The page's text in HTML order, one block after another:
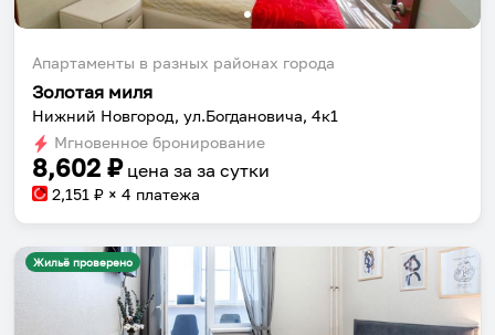
Апартаменты в разных районах города
Золотая миля
Нижний Новгород, ул.Богдановича, 4к1
Мгновенное бронирование
8,602 ₽ цена за за сутки
2,151 ₽ × 4 платежа
Жильё проверено
Собери путешествие без сложностей